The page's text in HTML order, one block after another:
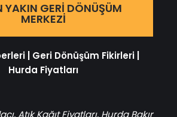
YAKIN GERI DÖNÜŞÜM
MERKEZI
| Geri Dönüşüm Fikirleri|
Hurda Fiyatları
, Atık Kağıt Fiyatları, Hurda Bakır